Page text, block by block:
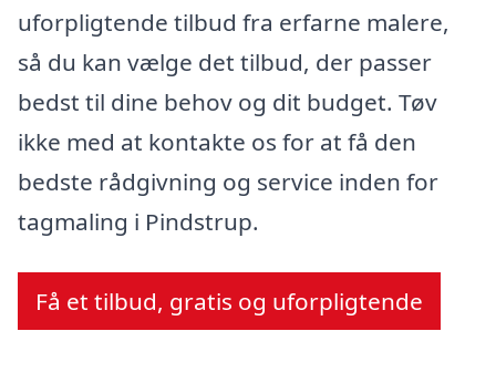
uforpligtende tilbud fra erfarne malere,
så du kan vælge det tilbud, der passer
bedst til dine behov og dit budget. Tøv
ikke med at kontakte os for at få den
bedste rådgivning og service inden for
tagmaling i Pindstrup.
Få et tilbud, gratis og uforpligtende